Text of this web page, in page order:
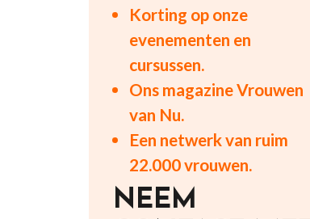
Korting op onze
evenementen en
cursussen.
Ons magazine Vrouwen
van Nu.
Een netwerk van ruim
22.000 vrouwen.
NEEM